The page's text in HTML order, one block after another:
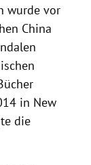
wurde vor
China
in New
die